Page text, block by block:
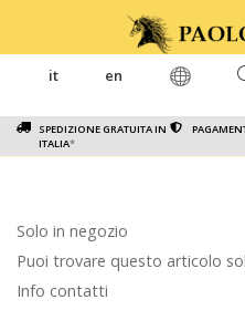
SPEDIZIONE GRATUITA IN
ITALIA*
it en
Solo in negozio
Puoi trovare questo articolo
Info contatti